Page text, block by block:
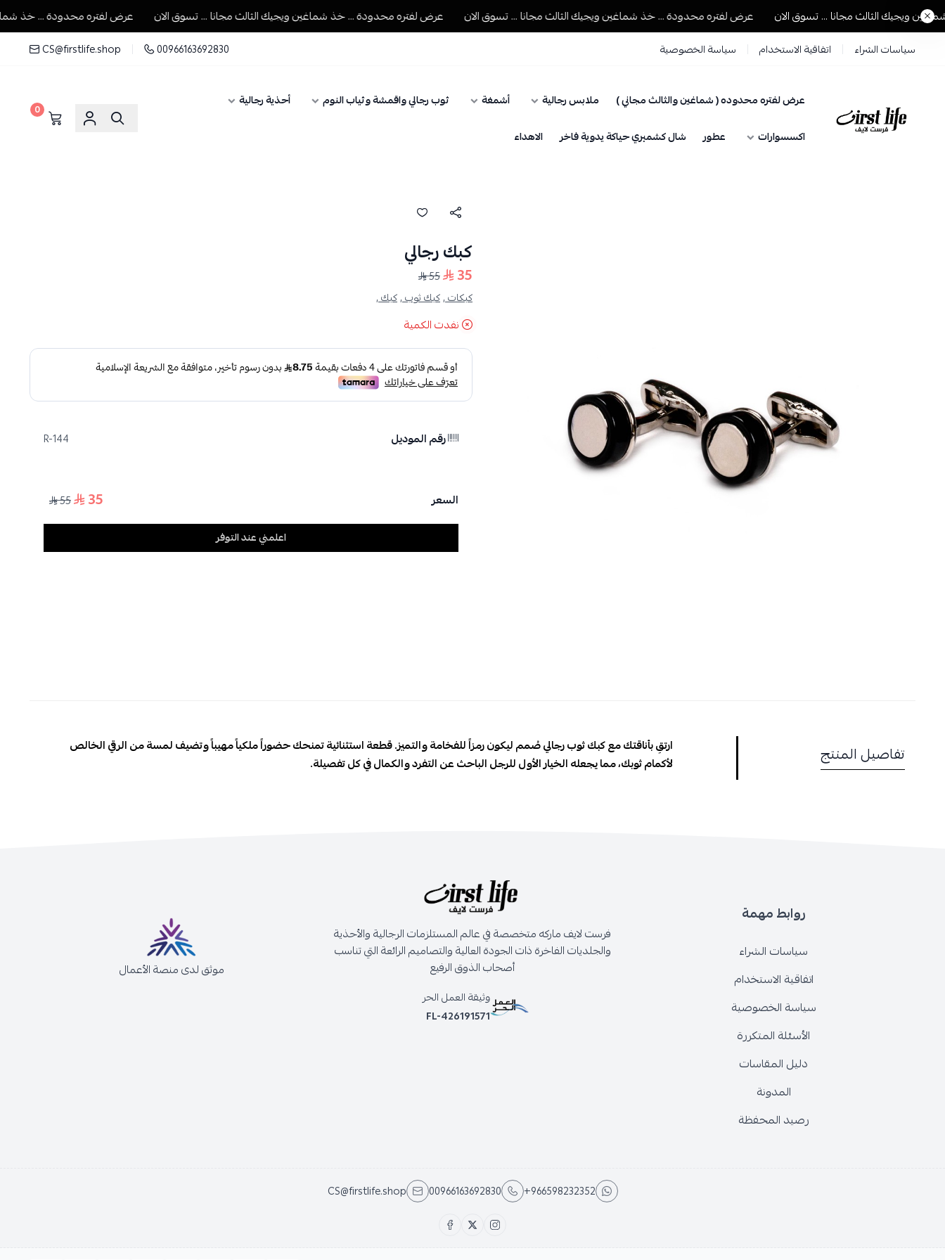
ويجيك الثالث مجانا ... تسوق الان عرض لفتره محدودة ... خذ شماغين ويجيك الثالث مجانا ... تسوق الان عرض لفتره محدودة ... خذ شماغين ويجيك الثالث مجانا ... تسوق الان عرض لفتره محدودة ... خذ
سياسات الشراء اتفاقية الاستخدام سياسة الخصوصية 00966163692830
CS@firstlife.shop
فرست لايف للمستلزمات الرجالية
عرض لفتره محدوده ( شماغين والثالث مجاني ) ملابس رجالية أشمغة ثوب رجالي واقمشة وثياب النوم
أحذية رجالية
اكسسوارات
عطور شال كشميري حياكة يدوية فاخر الاهداء
0
كبك رجالي
35
55
كبكات ,كبك ثوب ,كبك ,
نفدت الكمية
رقم الموديل R-144
السعر 35
55
اعلمني عند التوفر
تفاصيل المنتج
ارتقِ بأناقتك مع كبك ثوب رجالي صُمم ليكون رمزاً للفخامة والتميز. قطعة استثنائية تمنحك حضوراً ملكياً مهيباً وتضيف لمسة من الرقي الخالص
لأكمام ثوبك، مما يجعله الخيار الأول للرجل الباحث عن التفرد والكمال في كل تفصيلة.
روابط مهمة
سياسات الشراء
اتفاقية الاستخدام
سياسة الخصوصية
الأسئلة المتكررة
دليل المقاسات
المدونة
رصيد المحفظة
فرست لايف ماركه متخصصة في عالم المستلزمات الرجالية والأحذية
والجلديات الفاخرة ذات الجودة العالية والتصاميم الرائعة التي تناسب
أصحاب الذوق الرفيع
وثيقة العمل الحر
FL-426191571
موثق لدى منصة الأعمال
+966598232352
00966163692830
CS@firstlife.shop